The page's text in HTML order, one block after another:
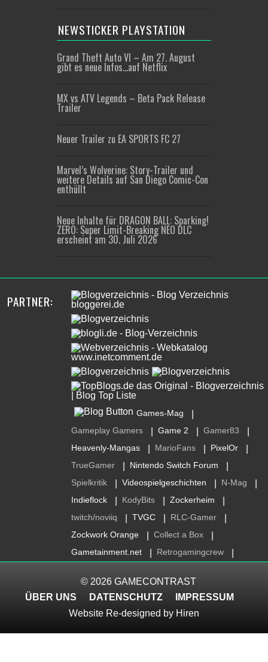
NEWSTICKER PLAYSTATION
Grand Theft Auto VI – Am 27. August
gibt es neue Infos…auf Netflix
MX vs ATV Legends – Beta Pack Release
Trailer
Neuer Trailer zu EA SPORTS FC 27
Marvel’s Wolverine: Story-Trailer und
weitere Details auf San Diego Comic-Con
enthüllt
Neue Inhalte für DRAGON BALL: Sparking!
ZERO: Super Limit-Breaking NEO DLC
erscheint am 30. Juli 2026
PARTNER:
Games-Mag
Gameplay Gamers Game 2 Gamer83
Heavenly-Mangas MarioFans PixelOr
TrueGamer Nintendo Switch Forum
Spielkritik Videospielgeschichten N-Mag
Indieflock KodyBits Zockerheim
twitch/noviiq TVGC RLC-Gamer
Zockwork Orange Collect a Box
Gametainment.net Retrogamingcrew
© 2026 GAMECONTRAST
ÜBER UNS
DATENSCHUTZ
IMPRESSUM
Website Re-designed by Hiren